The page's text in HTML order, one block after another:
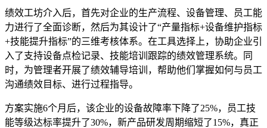
绩效工坊介入后，首先对企业的生产流程、设备管理、员工能
力进行了全面诊断，然后为其设计了“产量指标+设备维护指标
+技能提升指标”的三维考核体系。在工具选择上，协助企业引
入了支持设备点检记录、技能培训跟踪的绩效管理系统。同
时，为管理者开展了绩效辅导培训，帮助他们掌握如何与员工
沟通绩效目标、进行过程指导。
方案实施6个月后，该企业的设备故障率下降了25%，员工技
能等级达标率提升了30%，新产品研发周期缩短了15%，真正